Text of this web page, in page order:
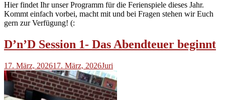
Hier findet Ihr unser Programm für die Ferienspiele dieses Jahr.
Kommt einfach vorbei, macht mit und bei Fragen stehen wir Euch
gern zur Verfügung! (:
D’n’D Session 1- Das Abendteuer beginnt
17. März, 202617. März, 2026Juri